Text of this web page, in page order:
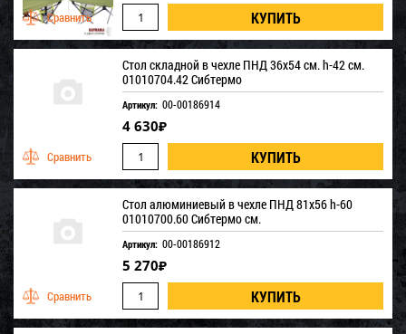
Стол складной в чехле ПНД 36х54 см. h-42 cм.
01010704.42 Сибтермо
Артикул: 00-00186914
4 630₽
Стол алюминиевый в чехле ПНД 81х56 h-60
01010700.60 Сибтермо см.
Артикул: 00-00186912
5 270₽